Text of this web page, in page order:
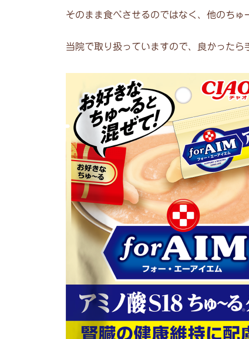
そのまま食べさせるのではなく、他のちゅ
当院で取り扱っていますので、良かったら